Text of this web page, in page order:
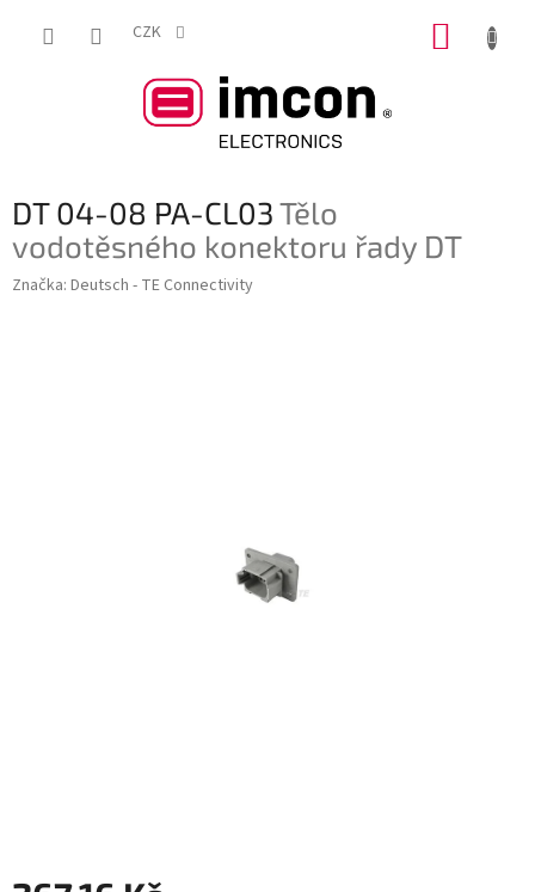
CZK
DT 04-08 PA-CL03Tělo
vodotěsného konektoru řady DT
Značka: Deutsch - TE Connectivity